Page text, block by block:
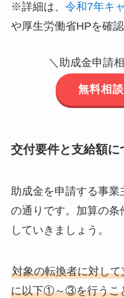
※詳細は、 令和7年キ
や厚生労働省HPを確
＼助成金申請
無料相
交付要件と支給額に
助成金を申請する事
の通りです。加算の
していきましょう。
対象の転換者に対し
に以下①～③を行うこ